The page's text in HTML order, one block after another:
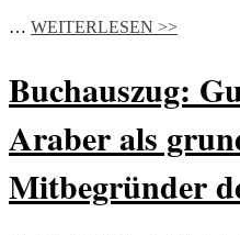
… WEITERLESEN >>
Buchauszug:
Araber als
Mitbegründer